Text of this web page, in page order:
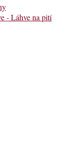
- Láhve na pití